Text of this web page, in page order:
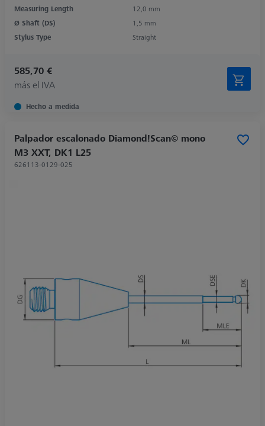
Measuring Length
12,0 mm
Ø Shaft (DS)
1,5 mm
Stylus Type
Straight
585,70 €
más el IVA
Hecho a medida
Palpador escalonado Diamond!Scan© mono
M3 XXT, DK1 L25
626113-0129-025